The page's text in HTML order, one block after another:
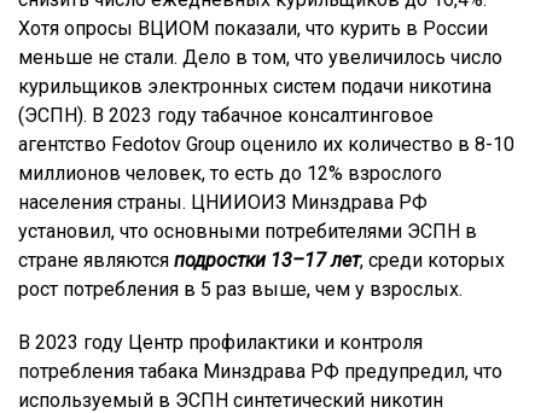
Хотя опросы ВЦИОМ показали, что курить в России
меньше не стали. Дело в том, что увеличилось число
курильщиков электронных систем подачи никотина
(ЭСПН). В 2023 году табачное консалтинговое
агентство Fedotov Group оценило их количество в 8-10
миллионов человек, то есть до 12% взрослого
населения страны. ЦНИИОИЗ Минздрава РФ
установил, что основными потребителями ЭСПН в
стране являются подростки 13–17 лет, среди которых
рост потребления в 5 раз выше, чем у взрослых.
В 2023 году Центр профилактики и контроля
потребления табака Минздрава РФ предупредил, что
используемый в ЭСПН синтетический никотин